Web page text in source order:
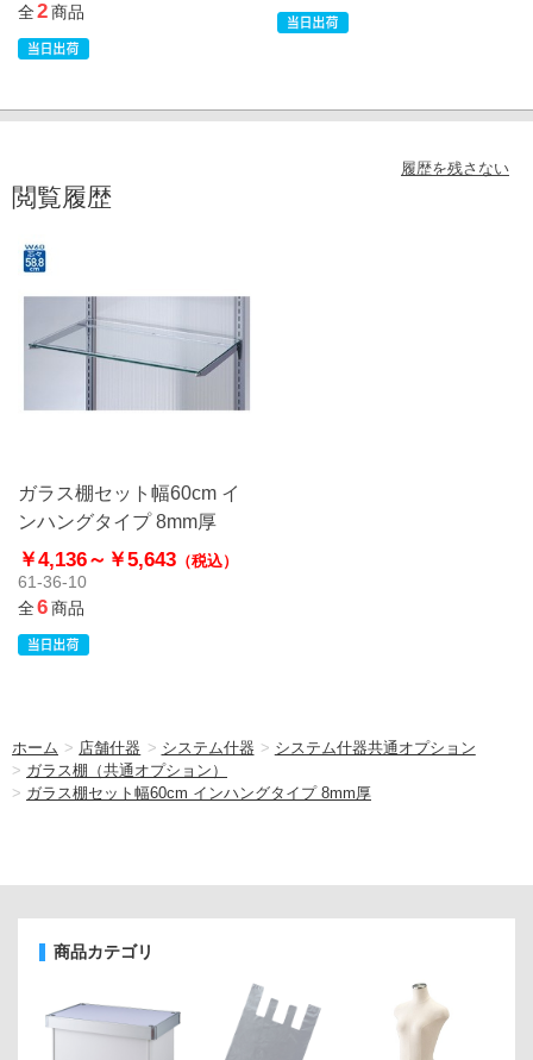
全2商品
履歴を残さない
閲覧履歴
ガラス棚セット幅60cm イ
ンハングタイプ 8mm厚
￥4,136～ ￥5,643 （税込）
61-36-10
全6商品
ホーム > 店舗什器 > システム什器 > システム什器共通オプション
> ガラス棚（共通オプション）
> ガラス棚セット幅60cm インハングタイプ 8mm厚
商品カテゴリ